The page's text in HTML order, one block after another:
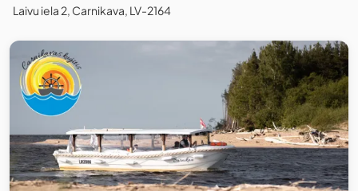
Laivu iela 2, Carnikava, LV-2164